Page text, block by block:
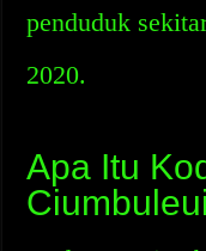
penduduk
2020.
Apa Itu